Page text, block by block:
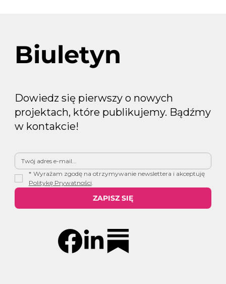
Biuletyn
Dowiedz się pierwszy o nowych
projektach, które publikujemy. Bądźmy
w kontakcie!
*
Wyrażam zgodę na otrzymywanie newslettera i akceptuję
Politykę Prywatności.
ZAPISZ SIĘ